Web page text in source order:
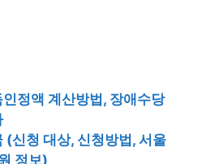
정액 계산방법, 장애수당
(신청 대상, 신청방법, 서울
정보)